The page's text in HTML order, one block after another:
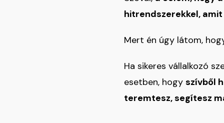
hitrendszerekkel,
Mert én úgy látom,
Ha sikeres vállalkozó
esetben, hogy szívből
teremtesz, segítesz